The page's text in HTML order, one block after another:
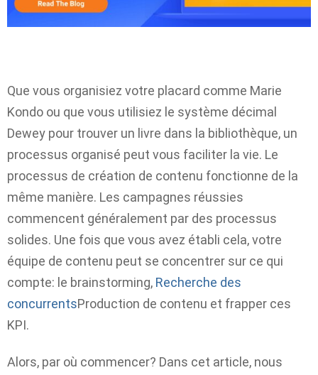
Que vous organisiez votre placard comme Marie
Kondo ou que vous utilisiez le système décimal
Dewey pour trouver un livre dans la bibliothèque, un
processus organisé peut vous faciliter la vie. Le
processus de création de contenu fonctionne de la
même manière. Les campagnes réussies
commencent généralement par des processus
solides. Une fois que vous avez établi cela, votre
équipe de contenu peut se concentrer sur ce qui
compte: le brainstorming, Recherche des
concurrentsProduction de contenu et frapper ces
KPI.
Alors, par où commencer? Dans cet article, nous